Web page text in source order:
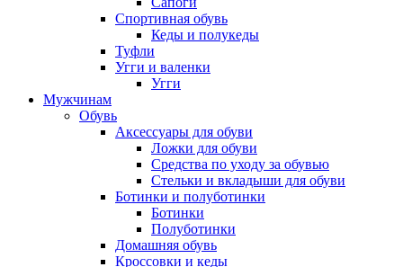
Спортивная обувь
Кеды и полукеды
Туфли
Угги и валенки
Угги
Мужчинам
Обувь
Аксессуары для обуви
Ложки для обуви
Средства по уходу за обувью
Стельки и вкладыши для обуви
Ботинки и полуботинки
Ботинки
Полуботинки
Домашняя обувь
Кроссовки и кеды